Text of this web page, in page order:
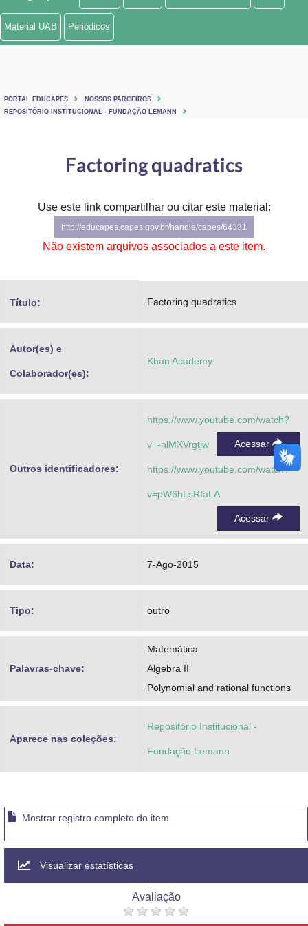
Ministério de Minas e Energia
Ministério do Turismo
Controladoria-Geral da União
Advocacia-Geral da União
Banco Central do Brasil
Material UAB Periódicos
PORTAL EDUCAPES
NOSSOS PARCEIROS
REPOSITÓRIO INSTITUCIONAL - FUNDAÇÃO LEMANN
Factoring quadratics
Use este link compartilhar ou citar este material:
http://educapes.capes.gov.br/handle/capes/64331
Não existem arquivos associados a este item.
Título: Factoring quadratics
Autor(es) e
Colaborador(es):
Khan Academy
Outros identificadores:
https://www.youtube.com/watch?
v=-nlMXVrgtjw Acessar
https://www.youtube.com/watch?
v=pW6hLsRfaLA
Acessar
Data: 7-Ago-2015
Tipo: outro
Palavras-chave:
Matemática
Algebra II
Polynomial and rational functions
Aparece nas coleções:
Repositório Institucional -
Fundação Lemann
Mostrar registro completo do item
Visualizar estatísticas
Avaliação